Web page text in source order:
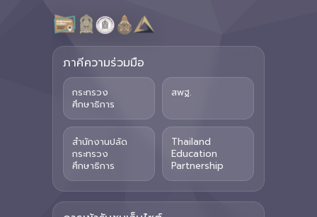
ภาคีความร่วมมือ
กระทรวง
ศึกษาธิการ
สพฐ.
สำนักงานปลัด
กระทรวง
ศึกษาธิการ
Thailand
Education
Partnership